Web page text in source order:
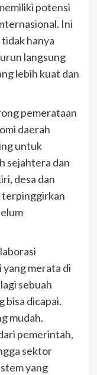
potensi
Ini
hanya
langsung
lebih kuat dan
pemerataan
daerah
untuk
sejahtera dan
desa dan
terpinggirkan
merata di
sebuah
bisa dicapai.
mudah.
pemerintah,
sektor
yang